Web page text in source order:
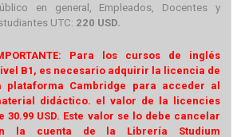
en general,
Empleados, Docentes y
UTC: 220 USD.
Para los cursos de inglés
B1, es necesario adquirir la licencia de
plataforma Cambridge para acceder al
didáctico. el valor de la licencies
30.99 USD. Este valor se lo debe cancelar
la cuenta de la Librería Studium